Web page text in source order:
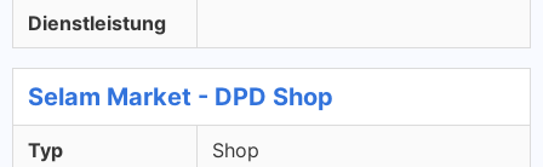
Dienstleistung
Selam Market - DPD Shop
Typ Shop